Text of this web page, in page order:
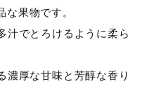
果物です。
汁でとろけるように柔ら
濃厚な甘味と芳醇な香り